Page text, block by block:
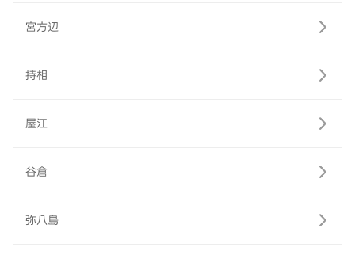
宮方辺
持相
屋江
谷倉
弥八島